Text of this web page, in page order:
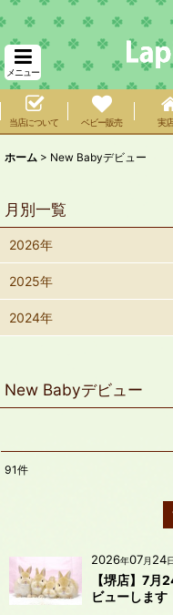
メニュー
当店について ベビー販売 実
ホーム > New Babyデビュー
New Babyデビュー
91件
2026年07月 24
【堺店】7月
ビューします
月別一覧
2026年
2025年
2024年